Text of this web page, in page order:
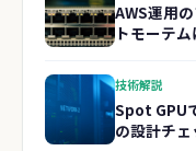
AWS運用
トモーテ
技術解説
Spot GPU
の設計チ